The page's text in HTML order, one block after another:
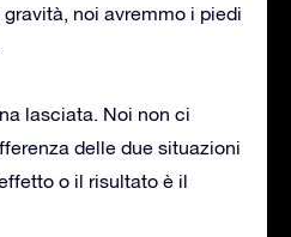
noi avremmo i piedi
lasciata. Noi non ci
delle due situazioni
o il risultato è il